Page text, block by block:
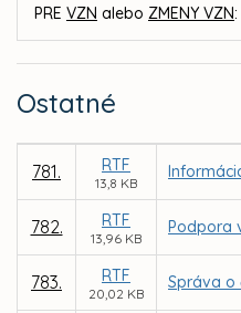
PRE VZN alebo ZMENY VZN:
Ostatné
781. RTF
13,8 KB
782. RTF
13,96 KB
Podpora
783. RTF
20,02 KB
Správa o